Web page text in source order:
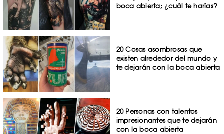
boca abierta; ¿cuál te harías?
20 Cosas asombrosas que
existen alrededor del mundo y
te dejarán con la boca abierta
20 Personas con talentos
impresionantes que te dejarán
con la boca abierta